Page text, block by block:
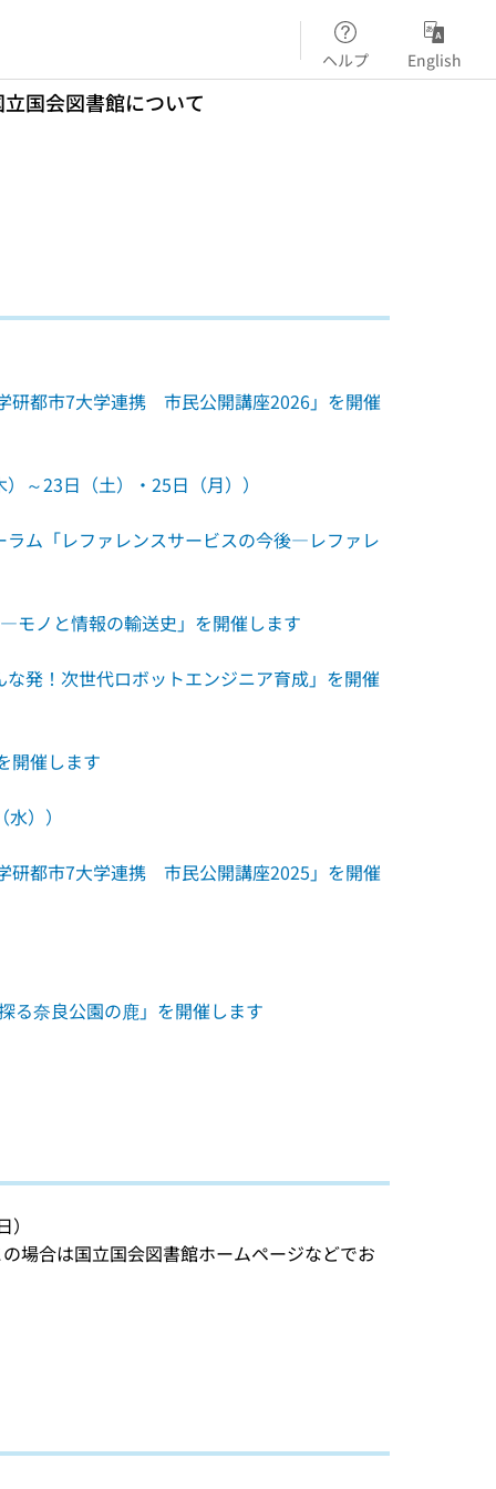
ヘルプ English
立国会図書館について
研都市7大学連携 市民公開講座2026」を開催
～23日（土）・25日（月））
ム「レファレンスサービスの今後―レファレ
モノと情報の輸送史」を開催します
発！次世代ロボットエンジニア育成」を開催
開催します
））
研都市7大学連携 市民公開講座2025」を開催
る奈良公園の鹿」を開催します
場合は国立国会図書館ホームページなどでお